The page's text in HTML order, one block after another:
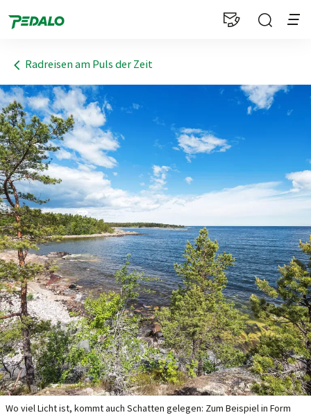
1
Radreisen am Puls der Zeit
Wo viel Licht ist, kommt auch Schat­ten ge­le­gen: Zum Bei­spiel in Form